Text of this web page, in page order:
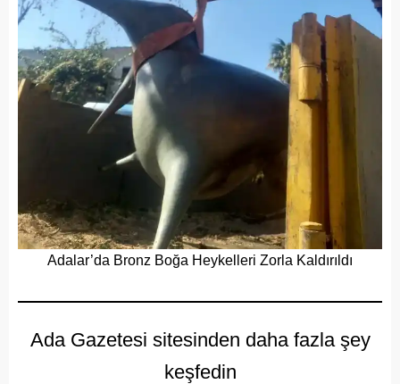
Adalar’da Bronz Boğa Heykelleri Zorla Kaldırıldı
Ada Gazetesi sitesinden daha fazla şey
keşfedin